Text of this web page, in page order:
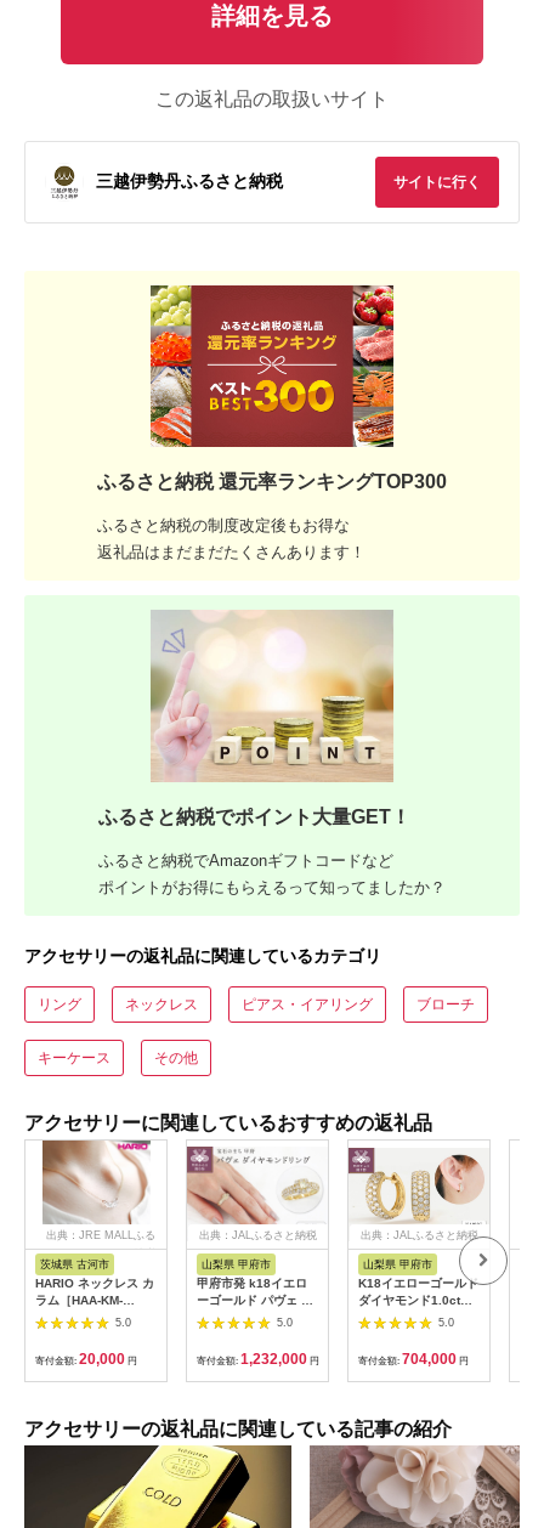
詳細を見る
この返礼品の取扱いサイト
三越伊勢丹ふるさと納税 サイトに行く
ふるさと納税 還元率ランキングTOP300
ふるさと納税の制度改定後もお得な
返礼品はまだまだたくさんあります！
ふるさと納税でポイント大量GET！
ふるさと納税でAmazonギフトコードなど
ポイントがお得にもらえるって知ってましたか？
アクセサリーの返礼品に関連しているカテゴリ
リング ネックレス ピアス・イアリング ブローチ
キーケース その他
アクセサリーに関連しているおすすめの返礼品
出典：JRE MALLふる
さと納税
茨城県 古河市
HARIO ネックレス カ
ラム［HAA-KM-
004N］ ※離島への配
送不可 ｜ 耐熱 ガラス
アクセサリー ハリオ
ランプワークファクト
リー 職人 繊細 フォー
いめ おしゃれ 20代
30代 40代 _FM14
5.0
寄付金額: 20,000 円
出典：JALふるさと納税
山梨県 甲府市
甲府市発 k18イエロ
ーゴールド パヴェ ダ
イヤモンドリング 1ct
[WR-5052YG]
5.0
寄付金額: 1,232,000 円
出典：JALふるさと納税
山梨県 甲府市
K18イエローゴールド
ダイヤモンド1.0ctピ
アス ［43-1382］
5.0
寄付金額: 704,000 円
アクセサリーの返礼品に関連している記事の紹介